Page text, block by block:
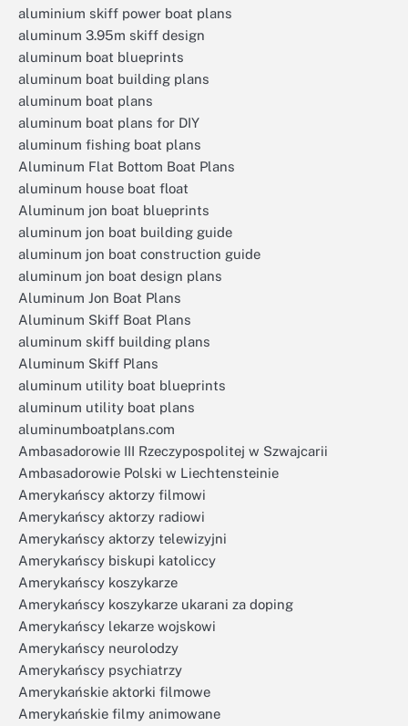
aluminium skiff power boat plans
aluminum 3.95m skiff design
aluminum boat blueprints
aluminum boat building plans
aluminum boat plans
aluminum boat plans for DIY
aluminum fishing boat plans
Aluminum Flat Bottom Boat Plans
aluminum house boat float
Aluminum jon boat blueprints
aluminum jon boat building guide
aluminum jon boat construction guide
aluminum jon boat design plans
Aluminum Jon Boat Plans
Aluminum Skiff Boat Plans
aluminum skiff building plans
Aluminum Skiff Plans
aluminum utility boat blueprints
aluminum utility boat plans
aluminumboatplans.com
Ambasadorowie III Rzeczypospolitej w Szwajcarii
Ambasadorowie Polski w Liechtensteinie
Amerykańscy aktorzy filmowi
Amerykańscy aktorzy radiowi
Amerykańscy aktorzy telewizyjni
Amerykańscy biskupi katoliccy
Amerykańscy koszykarze
Amerykańscy koszykarze ukarani za doping
Amerykańscy lekarze wojskowi
Amerykańscy neurolodzy
Amerykańscy psychiatrzy
Amerykańskie aktorki filmowe
Amerykańskie filmy animowane